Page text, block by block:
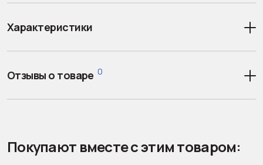
Характеристики
Отзывы о товаре 0
Покупают вместе с этим товаром: